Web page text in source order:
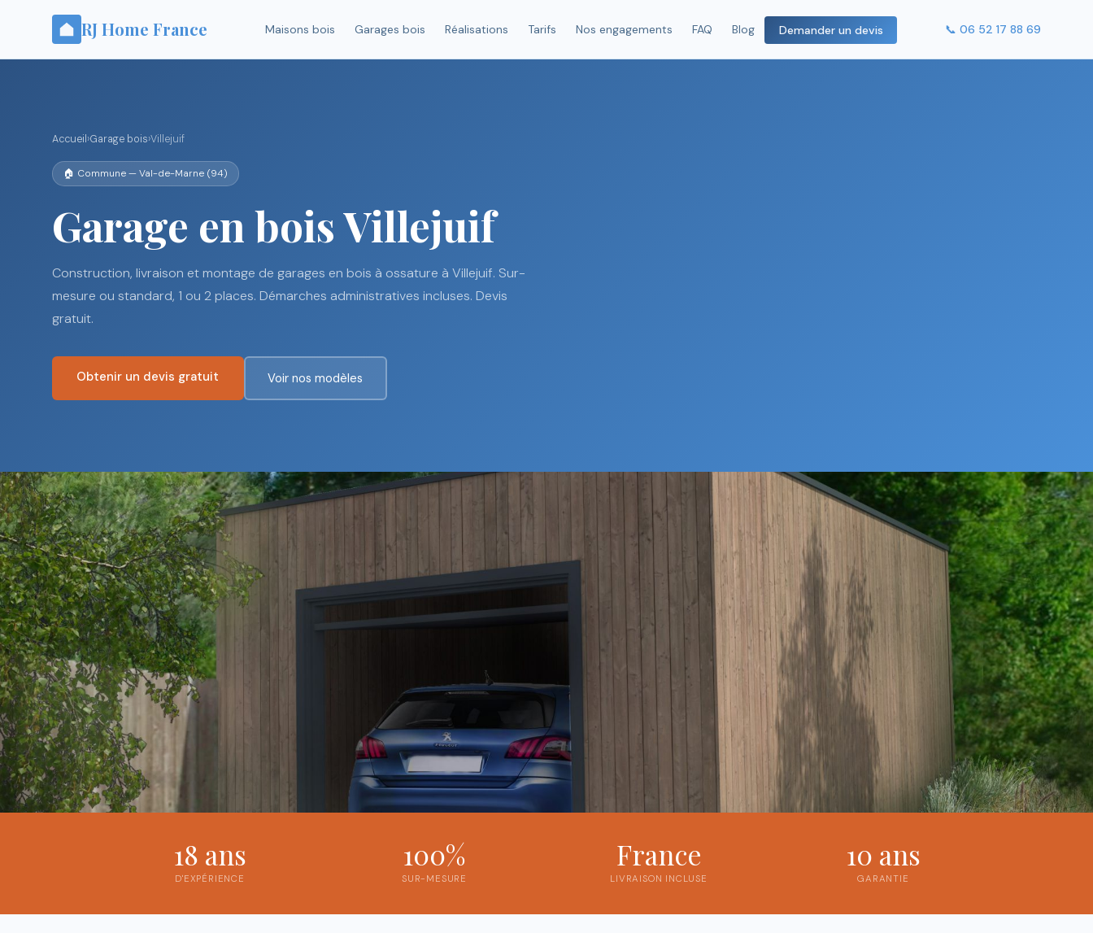
RJ Home France Maisons bois Garages bois Réalisations Tarifs Nos engagements FAQ Blog Demander un devis 📞 06 52 17 88 69
Accueil ›Garage bois›Villejuif
🏠 Commune — Val-de-Marne (94)
Garage en bois Villejuif
Construction, livraison et montage de garages en bois à ossature à Villejuif. Sur-
mesure ou standard, 1 ou 2 places. Démarches administratives incluses. Devis
gratuit.
Obtenir un devis gratuit Voir nos modèles
18 ans
D'EXPÉRIENCE
100%
SUR-MESURE
France
LIVRAISON INCLUSE
10 ans
GARANTIE